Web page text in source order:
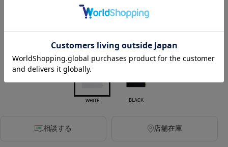
￥11,000 税込
カラー
WHITE BLACK
相談する 店舗在庫